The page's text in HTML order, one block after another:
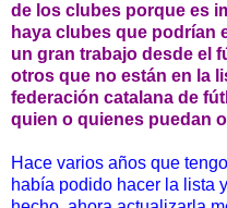
de los clubes porque es
haya clubes que podrían
un gran trabajo desde el
otros que no están en la
federación catalana de
quien o quienes puedan
Hace varios años que
había podido hacer la lista